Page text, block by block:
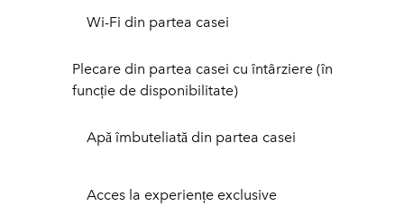
Wi-Fi din partea casei
Plecare din partea casei cu întârziere (în
funcție de disponibilitate)
Apă îmbuteliată din partea casei
Acces la experiențe exclusive